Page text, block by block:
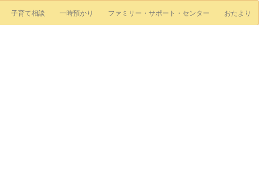
子育て相談 一時預かり ファミリー・サポート・センター おたより